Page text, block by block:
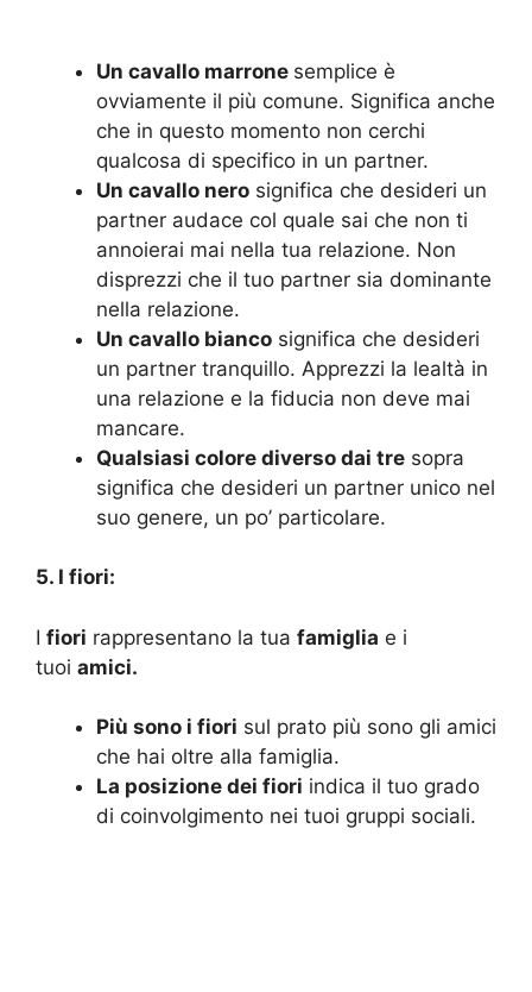
Un cavallo marrone semplice è
ovviamente il più comune. Significa anche
che in questo momento non cerchi
qualcosa di specifico in un partner.
Un cavallo nero significa che desideri un
partner audace col quale sai che non ti
annoierai mai nella tua relazione. Non
disprezzi che il tuo partner sia dominante
nella relazione.
Un cavallo bianco significa che desideri
un partner tranquillo. Apprezzi la lealtà in
una relazione e la fiducia non deve mai
mancare.
Qualsiasi colore diverso dai tre sopra
significa che desideri un partner unico nel
suo genere, un po’ particolare.
5. I fiori:
I fiori rappresentano la tua famiglia e i
tuoi amici.
Più sono i fiori sul prato più sono gli amici
che hai oltre alla famiglia.
La posizione dei fiori indica il tuo grado
di coinvolgimento nei tuoi gruppi sociali.